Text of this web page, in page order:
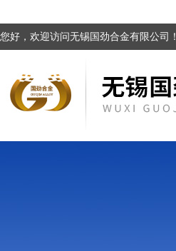
您好，欢迎访问无锡国劲合金有限公司！